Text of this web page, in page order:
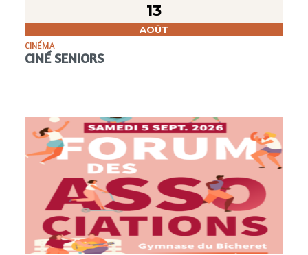
13
AOÛT
CINÉMA
CINÉ SENIORS